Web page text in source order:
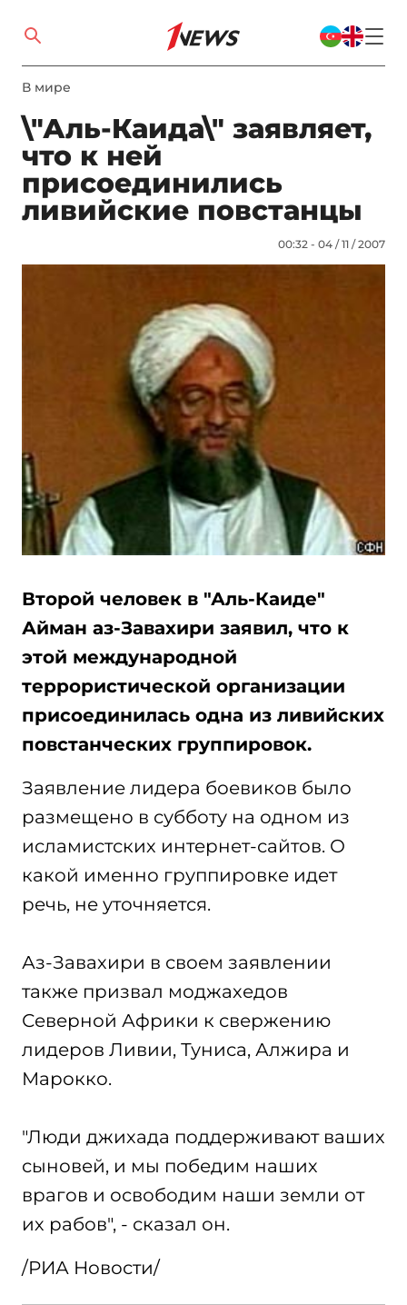
В мире
\"Аль-Каида\" заявляет,
что к ней
присоединились
ливийские повстанцы
00:32 - 04 / 11 / 2007
Второй человек в "Аль-Каиде"
Айман аз-Завахири заявил, что к
этой международной
террористической организации
присоединилась одна из ливийских
повстанческих группировок.
Заявление лидера боевиков было
размещено в субботу на одном из
исламистских интернет-сайтов. О
какой именно группировке идет
речь, не уточняется.
Аз-Завахири в своем заявлении
также призвал моджахедов
Северной Африки к свержению
лидеров Ливии, Туниса, Алжира и
Марокко.
"Люди джихада поддерживают ваших
сыновей, и мы победим наших
врагов и освободим наши земли от
их рабов", - сказал он.
/РИА Новости/